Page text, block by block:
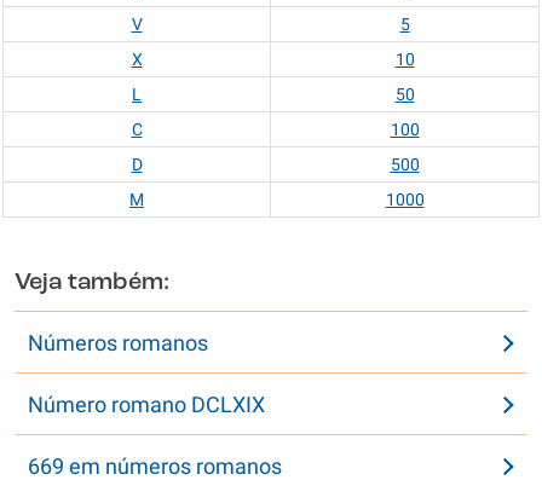
V
5
X
10
L
50
C
100
D
500
M
1000
Veja também:
Números romanos
Número romano DCLXIX
669 em números romanos